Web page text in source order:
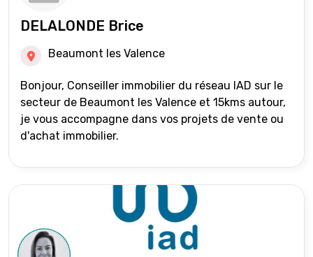
DELALONDE Brice
Beaumont les Valence
Bonjour, Conseiller immobilier du réseau IAD sur le
secteur de Beaumont les Valence et 15kms autour,
je vous accompagne dans vos projets de vente ou
d'achat immobilier.